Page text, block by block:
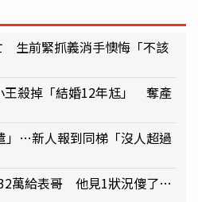
生前緊抓義消手懊悔「不該
殺掉「結婚12年尪」 奪產
」…新人報到同梯「沒人超過
萬給表哥 他見1狀況傻了…